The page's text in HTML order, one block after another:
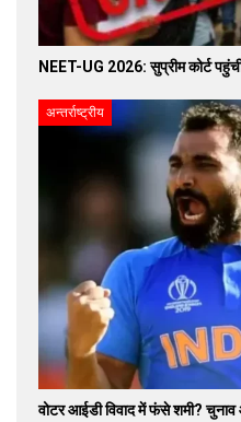
NEET-UG 2026: सुप्रीम कोर्ट
अन्तर्राष्ट्रीय
वोटर आईडी विवाद में फंसे शमी?